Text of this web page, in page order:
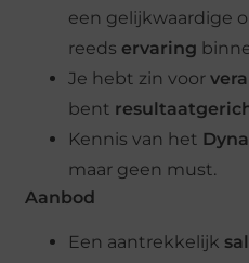
een gelijkwaardige
reeds ervaring
Je hebt zin voor
bent
Kennis van het
maar geen must.
Aanbod
Een aantrekkelijk